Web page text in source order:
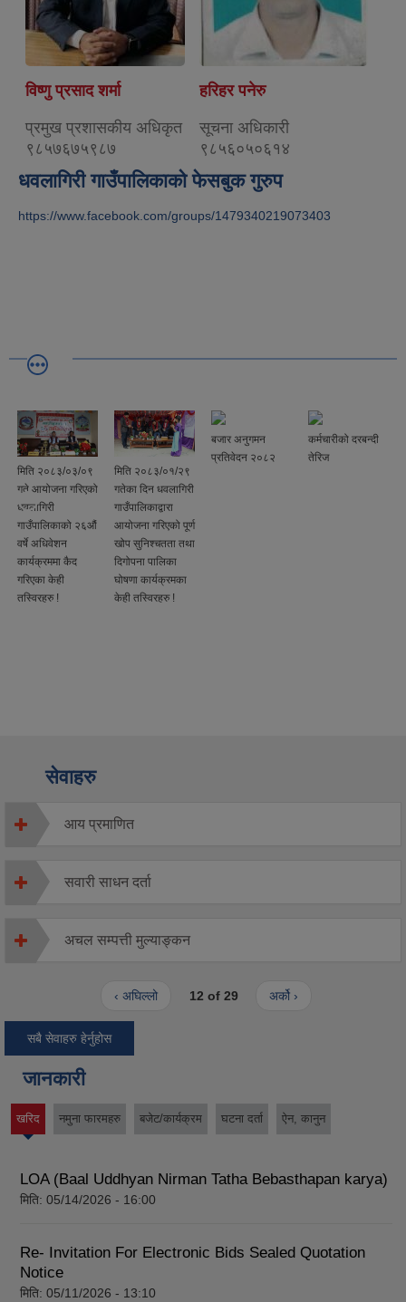
विष्णु प्रसाद शर्मा
प्रमुख प्रशासकीय अधिकृत
९८५७६७५९८७
हरिहर पनेरु
सूचना अधिकारी
९८५६०५०६१४
धवलागिरी गाउँपालिकाको फेसबुक गुरुप
https://www.facebook.com/groups/1479340219073403
मिति २०८३/०३/०९
गते आयोजना गरिएको
धवलागिरी
गाउँपालिकाको २६औं
वर्षे अधिवेशन
कार्यक्रममा कैद
गरिएका केही
तस्विरहरु !
मिति २०८३/०१/२९
गतेका दिन धवलागिरी
गाउँपालिकाद्वारा
आयोजना गरिएको पूर्ण
खोप सुनिश्चतता तथा
दिगोपना पालिका
घोषणा कार्यक्रमका
केही तस्विरहरु !
बजार अनुगमन
प्रतिवेदन २०८२
कर्मचारीको दरबन्दी
तेरिज
सेवाहरु
आय प्रमाणित
सवारी साधन दर्ता
अचल सम्पत्ती मुल्याङ्कन
‹ अघिल्लो 12 of 29 अर्को ›
सबै सेवाहरु हेर्नुहोस
जानकारी
खरिद
(active
नमुना फारमहरु बजेट/कार्यक्रम घटना दर्ता ऐन, कानुन
LOA (Baal Uddhyan Nirman Tatha Bebasthapan karya)
मिति: 05/14/2026 - 16:00
Re- Invitation For Electronic Bids Sealed Quotation
Notice
मिति: 05/11/2026 - 13:10